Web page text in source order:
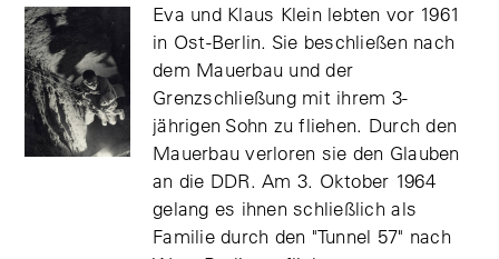
Eva und Klaus Klein lebten vor 1961
in Ost-Berlin. Sie beschließen nach
dem Mauerbau und der
Grenzschließung mit ihrem 3-
jährigen Sohn zu fliehen. Durch den
Mauerbau verloren sie den Glauben
an die DDR. Am 3. Oktober 1964
gelang es ihnen schließlich als
Familie durch den "Tunnel 57" nach